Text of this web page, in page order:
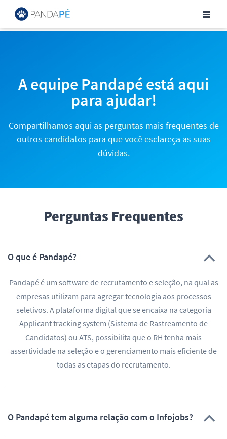
Central de Ajuda para
A equipe Pandapé está aqui
para ajudar!
Compartilhamos aqui as perguntas mais frequentes de
outros candidatos para que você esclareça as suas
dúvidas.
Perguntas Frequentes
O que é Pandapé?
Pandapé é um software de recrutamento e seleção, na qual as
empresas utilizam para agregar tecnologia aos processos
seletivos. A plataforma digital que se encaixa na categoria
Applicant tracking system (Sistema de Rastreamento de
Candidatos) ou ATS, possibilita que o RH tenha mais
assertividade na seleção e o gerenciamento mais eficiente de
todas as etapas do recrutamento.
O Pandapé tem alguma relação com o Infojobs?